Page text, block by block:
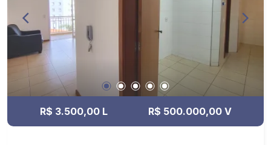
contabilizamos mais de 2.500 cadastros de
imóveis para venda, permuta e locação,
comercializando imóveis de terceiros e
lançamentos. Estamos localizados em sede
própria - em uma das melhores avenidas da
cidade - Av. Professor João Fiúsa, 1147 - Alto da
Boa Vista, Ribeirão Preto - SP.
R$ 3.500,00 L R$ 500.000,00 V